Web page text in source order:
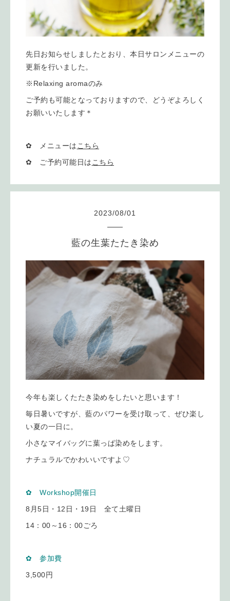
先日お知らせしましたとおり、本日サロンメニューの
更新を行いました。
※Relaxing aromaのみ
ご予約も可能となっておりますので、どうぞよろしく
お願いいたします＊
✿ メニューは こちら
✿ ご予約可能日は こちら
2023/08/01
藍の生葉たたき染め
今年も楽しくたたき染めをしたいと思います！
毎日暑いですが、藍のパワーを受け取って、ぜひ楽し
い夏の一日に。
小さなマイバッグに葉っぱ染めをします。
ナチュラルでかわいいですよ♡
✿ Workshop開催日
8月5日・12日・19日 全て土曜日
14：00～16：00ごろ
✿ 参加費
3,500円